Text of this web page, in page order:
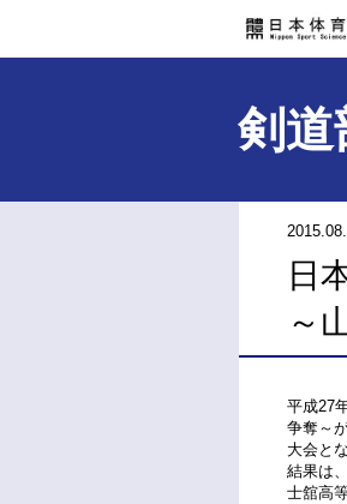
剣道
日
～
平成27
争奪～
大会と
結果は
士舘高